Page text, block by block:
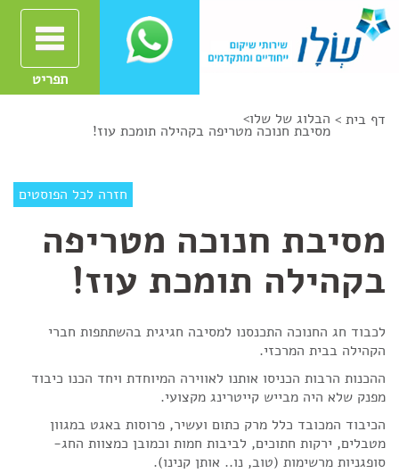
תפריט
דף בית > הבלוג של שלו>
מסיבת חנוכה מטריפה בקהילה תומכת עוז!
חזרה לכל הפוסטים
מסיבת חנוכה מטריפה
בקהילה תומכת עוז!
לכבוד חג החנוכה התכנסנו למסיבה חגיגית בהשתתפות חברי
הקהילה בבית המרכזי.
ההכנות הרבות הכניסו אותנו לאווירה המיוחדת ויחד הכנו כיבוד
מפנק שלא היה מבייש קייטרינג מקצועי.
הכיבוד המכובד כלל מרק כתום ועשיר, פרוסות באגט במגוון
מטבלים, ירקות חתוכים, לביבות חמות וכמובן כמצוות החג-
סופגניות מרשימות (טוב, נו.. אותן קנינו).